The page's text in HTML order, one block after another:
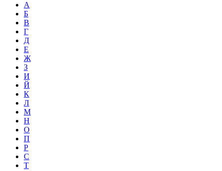
А
Б
В
Г
Д
Е
Ж
З
И
Й
К
Л
М
Н
О
П
Р
С
Т